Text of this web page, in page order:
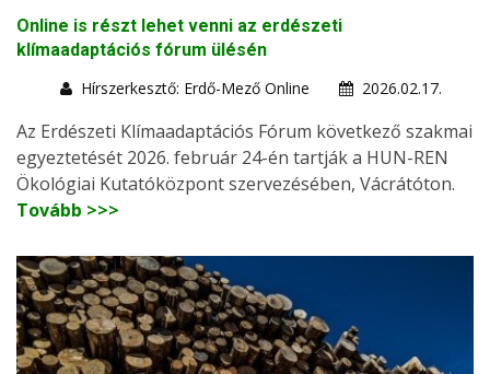
Online is részt lehet venni az erdészeti
klímaadaptációs fórum ülésén
Hírszerkesztő: Erdő-Mező Online
2026.02.17.
Az Erdészeti Klímaadaptációs Fórum következő szakmai
egyeztetését 2026. február 24-én tartják a HUN-REN
Ökológiai Kutatóközpont szervezésében, Vácrátóton.
Tovább >>>